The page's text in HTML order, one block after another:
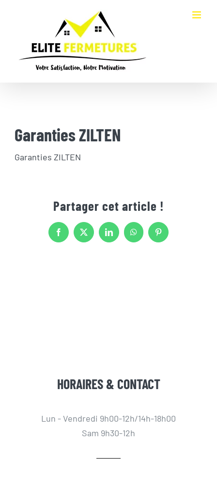
Garanties ZILTEN
Garanties ZILTEN
Partager cet article !
Facebook
X LinkedInWhatsAppPinterest
HORAIRES & CONTACT
Lun - Vendredi 9h00-12h/14h-18h00
Sam 9h30-12h